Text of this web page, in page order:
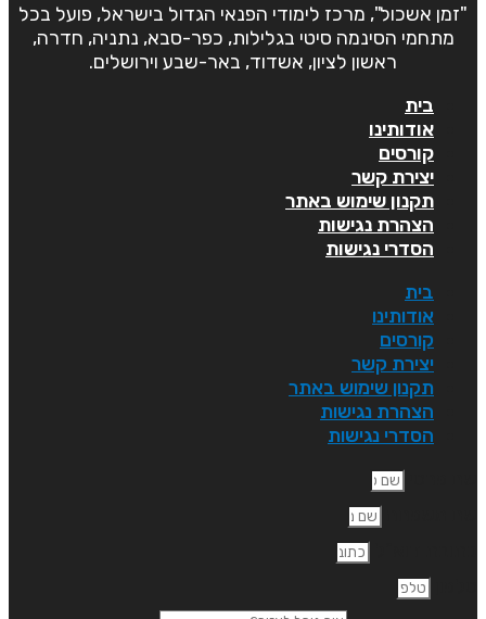
"זמן אשכול", מרכז לימודי הפנאי הגדול בישראל, פועל בכל
מתחמי הסינמה סיטי בגלילות, כפר-סבא, נתניה, חדרה,
ראשון לציון, אשדוד, באר-שבע וירושלים.
בית
אודותינו
קורסים
יצירת קשר
תקנון שימוש באתר
הצהרת נגישות
הסדרי נגישות
בית
אודותינו
קורסים
יצירת קשר
תקנון שימוש באתר
הצהרת נגישות
הסדרי נגישות